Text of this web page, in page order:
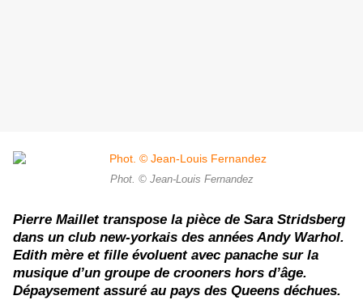
Phot. © Jean-Louis Fernandez
Pierre Maillet transpose la pièce de Sara Stridsberg
dans un club new-yorkais des années Andy Warhol.
Edith mère et fille évoluent avec panache sur la
musique d’un groupe de crooners hors d’âge.
Dépaysement assuré au pays des Queens déchues.